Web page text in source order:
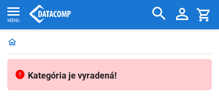
Kategória je vyradená!